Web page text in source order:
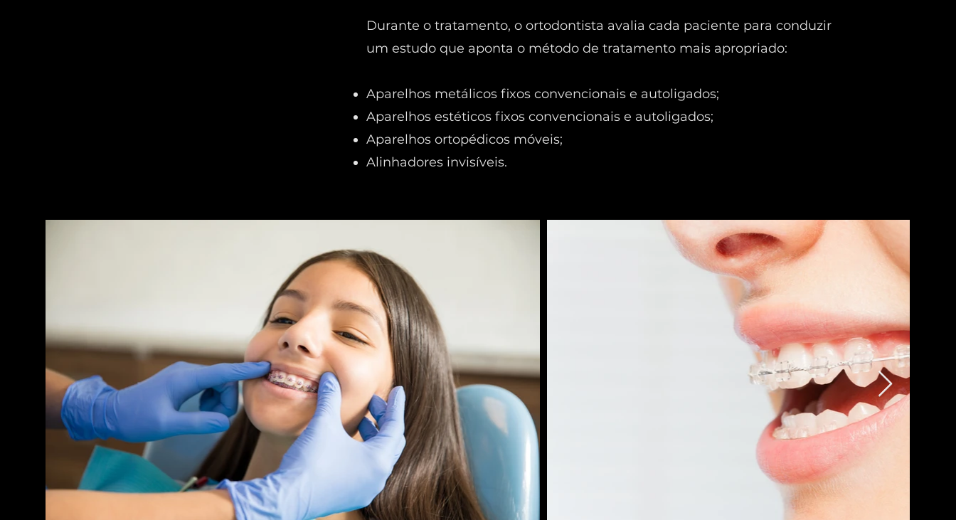
Durante o tratamento, o ortodontista avalia cada paciente para conduzir
um estudo que aponta o método de tratamento mais apropriado:
Aparelhos metálicos fixos convencionais e autoligados;
Aparelhos estéticos fixos convencionais e autoligados;
Aparelhos ortopédicos móveis;
Alinhadores invisíveis.